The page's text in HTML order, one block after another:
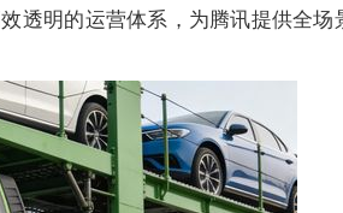
透明的运营体系，为腾讯提供全